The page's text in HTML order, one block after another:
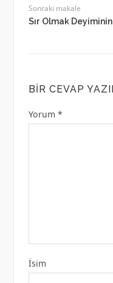
Sonraki makale
Sır Olmak
BIR CEVAP
Yorum *
İsim